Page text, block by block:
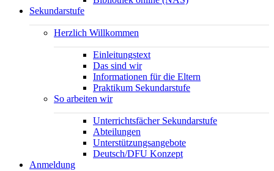
Sekundarstufe
Herzlich Willkommen
Einleitungstext
Das sind wir
Informationen für die Eltern
Praktikum Sekundarstufe
So arbeiten wir
Unterrichtsfächer Sekundarstufe
Abteilungen
Unterstützungsangebote
Deutsch/DFU Konzept
Anmeldung